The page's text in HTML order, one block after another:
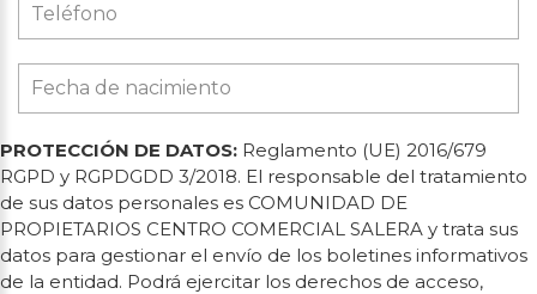
PROTECCIÓN DE DATOS: Reglamento (UE) 2016/679
RGPD y RGPDGDD 3/2018. El responsable del tratamiento
de sus datos personales es COMUNIDAD DE
PROPIETARIOS CENTRO COMERCIAL SALERA y trata sus
datos para gestionar el envío de los boletines informativos
de la entidad. Podrá ejercitar los derechos de acceso,